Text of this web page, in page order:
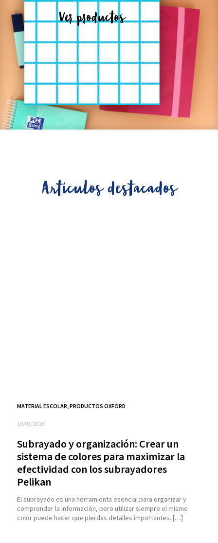
Ver productos
Artículos destacados
MATERIAL ESCOLAR,PRODUCTOS OXFORD
10/03/2025
Subrayado y organización: Crear un
sistema de colores para maximizar la
efectividad con los subrayadores
Pelikan
El subrayado es una herramienta esencial para organizar y
comprender la información, pero utilizar siempre el mismo
color puede hacer que pierdas detalles importantes. […]